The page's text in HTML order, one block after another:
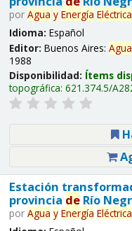
por Agua y Energía
Idioma: Español
Editor: Buenos Aires: Agua
1988
Disponibilidad: Ítems
topográfica: 621.374.5/
Estación
provincia deRío
por Agua y Energía